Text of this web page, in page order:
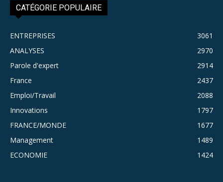
CATÉGORIE POPULAIRE
ENTREPRISES
3061
ANALYSES
2970
Parole d'expert
2914
France
2437
Emploi/Travail
2088
Innovations
1797
FRANCE/MONDE
1677
Management
1489
ECONOMIE
1424